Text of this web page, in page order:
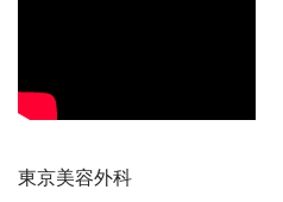
東京美容外科